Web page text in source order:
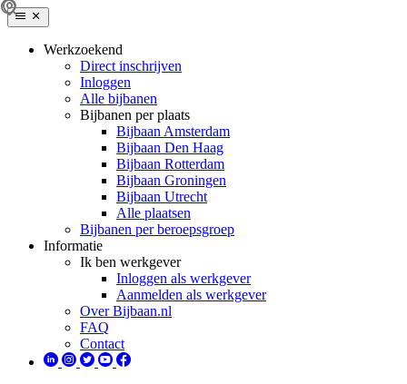
Werkzoekend
Direct inschrijven
Inloggen
Alle bijbanen
Bijbanen per plaats
Bijbaan Amsterdam
Bijbaan Den Haag
Bijbaan Rotterdam
Bijbaan Groningen
Bijbaan Utrecht
Alle plaatsen
Bijbanen per beroepsgroep
Informatie
Ik ben werkgever
Inloggen als werkgever
Aanmelden als werkgever
Over Bijbaan.nl
FAQ
Contact